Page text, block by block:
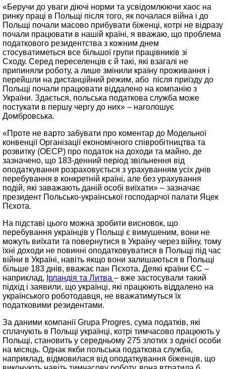
«Беручи до уваги діючі норми та усвідомлюючи хаос на
ринку праці в Польщі після того, як почалася війна і до
Польщі почали масово прибувати біженці, котрі не відразу
почали працювати в нашій країні, я вважаю, що проблема
податкового резидентства з кожним днем ​​
стосуватиметься все більшої групи працівників зі
Сходу. Серед переселенців є й такі, які взагалі не
припиняли роботу, а лише змінили країну проживання і
перейшли на дистанційний режим, або після приїзду до
Польщі почали працювати віддалено на компанію з
України. Здається, польська податкова служба може
постукати в першу чергу до них» – наголошує
Домбровська.
«Проте не варто забувати про коментар до Модельної
конвенції Організації економічного співробітництва та
розвитку (ОЕСР) про податок на доходи та майно, де
зазначено, що 183-денний період звільнення від
оподаткування розраховується з урахуванням усіх днів
перебування в конкретній країні, але без урахування
подій, які заважають даній особі виїхати» – зазначає
президент Польсько-української господарчої палати Яцек
Пєхота.
На підставі цього можна зробити висновок, що
перебування українців у Польщі є вимушеним, вони не
можуть виїхати та повернутися в Україну через війну, тому
їхні доходи не повинні оподатковуватися в Польщі під час
війни в Україні, навіть якщо вони залишаються в Польщі
більше 183 днів, вважає пан Пєхота. Деякі країни ЄС –
наприклад, Ірландія та Литва – вже застосували такий
підхід і заявили, що українці, які працюють віддалено на
українського роботодавця, не вважатимуться їх
податковими резидентами.
За даними компанії Grupa Progres, сума податків, які
сплачують в Польщі українці, котрі тимчасово працюють у
Польщі, становить у середньому 275 злотих з однієї особи
на місяць. Однак якби польська податкова служба,
наприклад, відмовилася від оподаткування біженців, що